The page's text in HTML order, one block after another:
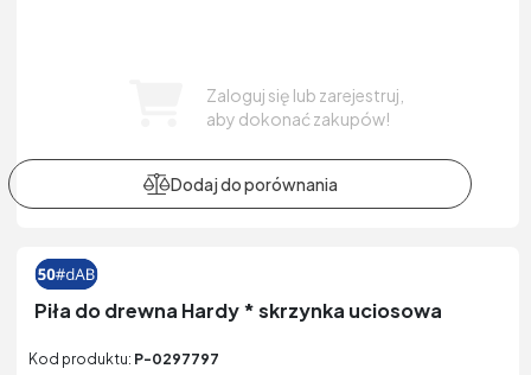
Zaloguj się lub zarejestruj,
aby dokonać zakupów!
Piła do drewna Hardy * skrzynka uciosowa
Kod produktu: P-0297797